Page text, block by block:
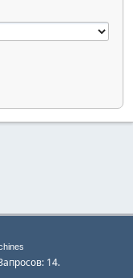
14.